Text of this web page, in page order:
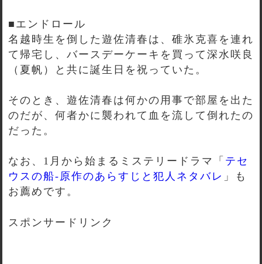
■エンドロール
名越時生を倒した遊佐清春は、碓氷克喜を連れ
て帰宅し、バースデーケーキを買って深水咲良
（夏帆）と共に誕生日を祝っていた。
そのとき、遊佐清春は何かの用事で部屋を出た
のだが、何者かに襲われて血を流して倒れたの
だった。
なお、1月から始まるミステリードラマ「 テセ
ウスの船-原作のあらすじと犯人ネタバレ 」も
お薦めです。
スポンサードリンク